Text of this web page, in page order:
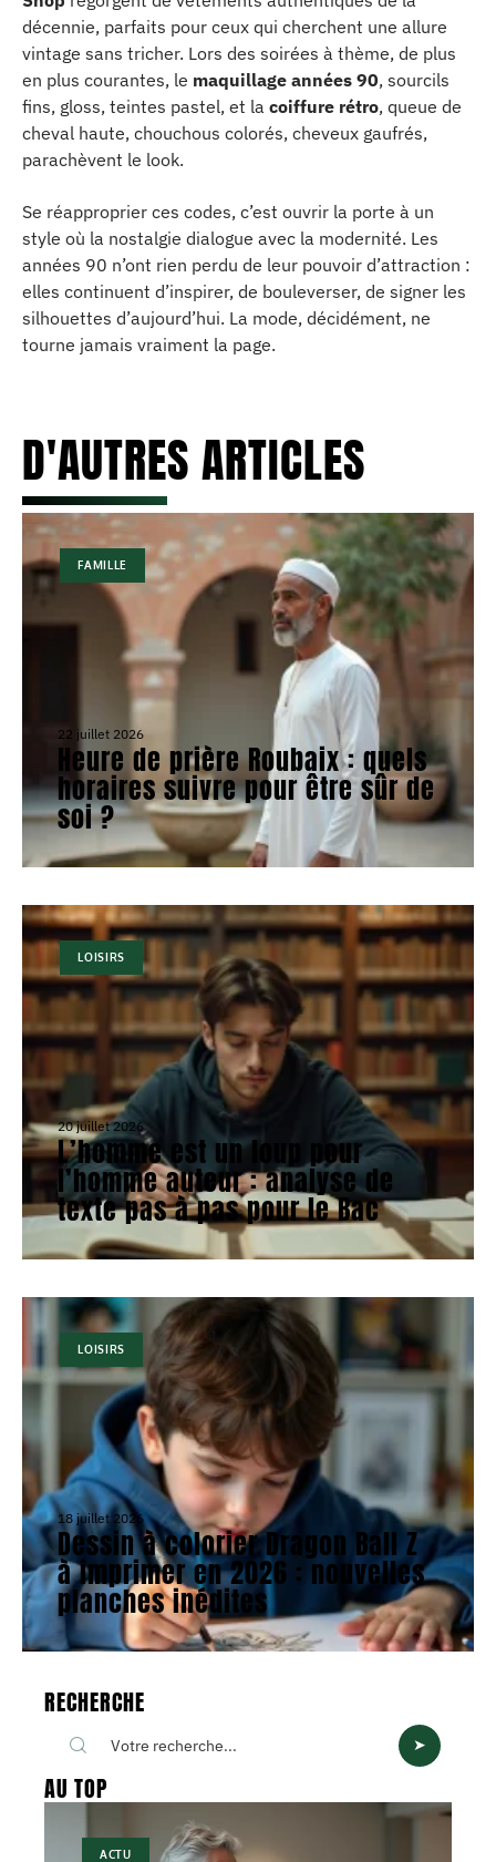
décennie, parfaits pour ceux qui cherchent une allure
vintage sans tricher. Lors des soirées à thème, de plus
en plus courantes, le maquillage années 90, sourcils
fins, gloss, teintes pastel, et la coiffure rétro, queue de
cheval haute, chouchous colorés, cheveux gaufrés,
parachèvent le look.
Se réapproprier ces codes, c’est ouvrir la porte à un
style où la nostalgie dialogue avec la modernité. Les
années 90 n’ont rien perdu de leur pouvoir d’attraction :
elles continuent d’inspirer, de bouleverser, de signer les
silhouettes d’aujourd’hui. La mode, décidément, ne
tourne jamais vraiment la page.
D'AUTRES ARTICLES
FAMILLE
22 juillet 2026
Heure de prière Roubaix : quels
horaires suivre pour être sûr de
soi ?
LOISIRS
20 juillet 2026
L’homme est un loup pour
l’homme auteur : analyse de
texte pas à pas pour le Bac
LOISIRS
18 juillet 2026
Dessin à colorier Dragon Ball Z
à imprimer en 2026 : nouvelles
planches inédites
RECHERCHE
AU TOP
ACTU